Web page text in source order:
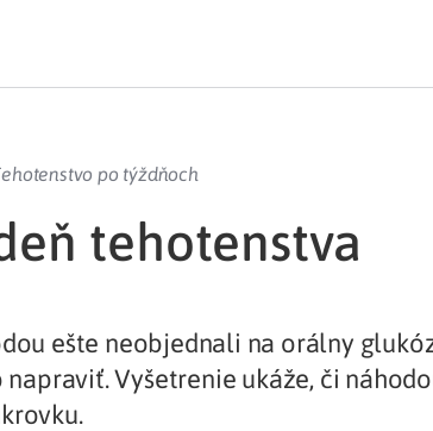
po týždňoch
tehotenstva
ešte neobjednali na orálny
napraviť. Vyšetrenie ukáže, či